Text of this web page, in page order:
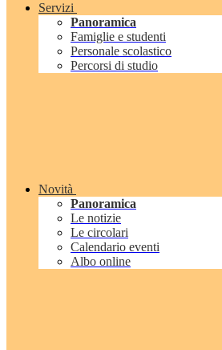
Servizi
Panoramica
Famiglie e studenti
Personale scolastico
Percorsi di studio
Novità
Panoramica
Le notizie
Le circolari
Calendario eventi
Albo online